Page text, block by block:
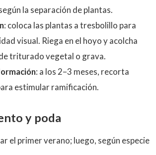
la separación de plantas.
: coloca las plantas a tresbolillo para
visual. Riega en el hoyo y acolcha
triturado vegetal o grava.
: a los 2–3 meses, recorta
estimular ramificación.
y poda
el primer verano; luego, según especie